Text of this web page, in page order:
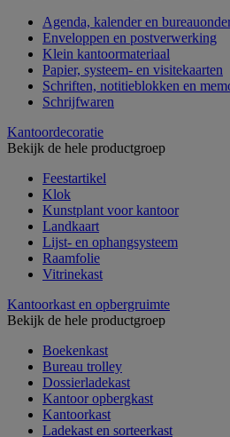
Agenda, kalender en
Enveloppen en postverwerking
Klein kantoormateriaal
Papier, systeem- en visitekaarten
Schriften, notitieblokken en
Schrijfwaren
Kantoordecoratie
Bekijk de hele productgroep
Feestartikel
Klok
Kunstplant voor kantoor
Landkaart
Lijst- en ophangsysteem
Raamfolie
Vitrinekast
Kantoorkast en opbergruimte
Bekijk de hele productgroep
Boekenkast
Bureau trolley
Dossierladekast
Kantoor opbergkast
Kantoorkast
Ladekast en sorteerkast